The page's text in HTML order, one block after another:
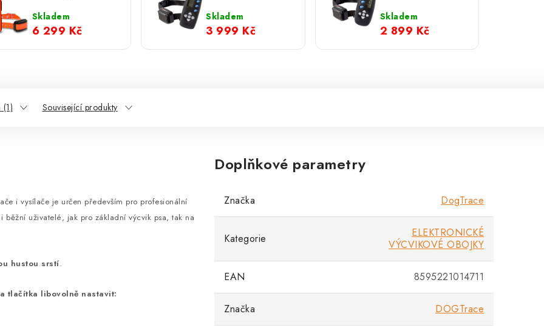
2000 ORANGE
MINI
Skladem
6 299 Kč
Skladem
3 999 Kč
Skladem
2 899 Kč
(1) Související produkty
i vysílače je určen především pro profesionální
běžní uživatelé, jak pro základní výcvik psa, tak na
hustou srstí.
tlačítka libovolně nastavit:
Doplňkové parametry
Značka DogTrace
Kategorie
ELEKTRONICKÉ
VÝCVIKOVÉ OBOJKY
EAN 8595221014711
Značka DOGTrace